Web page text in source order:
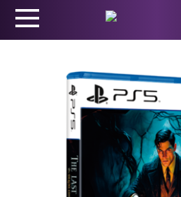
Productos
Juegos
Ed.
Merchandising